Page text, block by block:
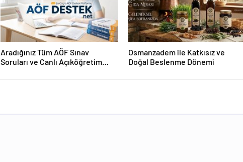
Aradığınız Tüm AÖF Sınav
Soruları ve Canlı Açıköğretim
Osmanzadem ile Katkısız ve
Doğal Beslenme Dönemi